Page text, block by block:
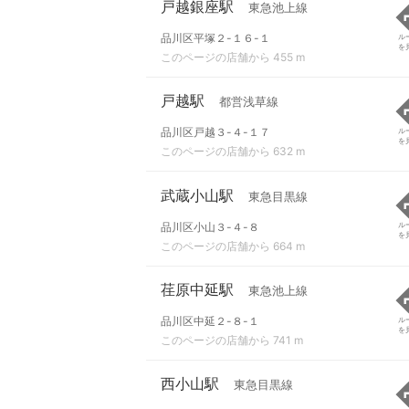
戸越銀座駅 東急池上線
品川区平塚２-１６-１
このページの店舗から 455 m
ル
を
戸越駅 都営浅草線
品川区戸越３-４-１７
このページの店舗から 632 m
ル
を
武蔵小山駅 東急目黒線
品川区小山３-４-８
このページの店舗から 664 m
ル
を
荏原中延駅 東急池上線
品川区中延２-８-１
このページの店舗から 741 m
ル
を
西小山駅 東急目黒線